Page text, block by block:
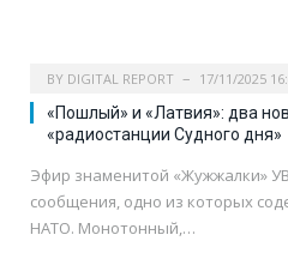
BY DIGITAL REPORT 17/11/2025
«Пошлый» и «Латвия»: два
«радиостанции Судного дня»
Эфир знаменитой «Жужжалки»
сообщения, одно из которых
НАТО. Монотонный,…